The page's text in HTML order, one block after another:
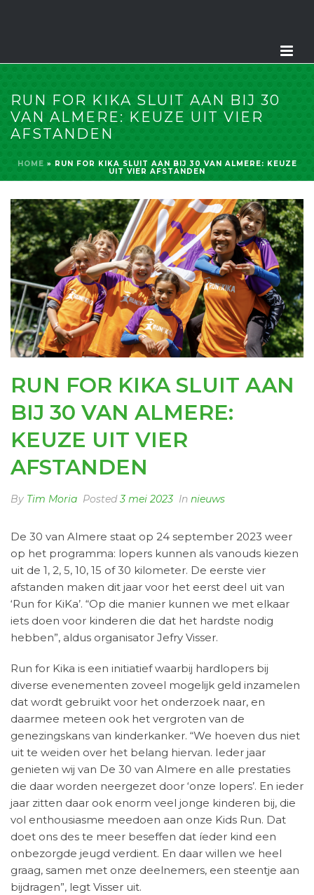
RUN FOR KIKA SLUIT AAN BIJ 30
VAN ALMERE: KEUZE UIT VIER
AFSTANDEN
HOME » RUN FOR KIKA SLUIT AAN BIJ 30 VAN ALMERE: KEUZE
UIT VIER AFSTANDEN
RUN FOR KIKA SLUIT AAN
BIJ 30 VAN ALMERE:
KEUZE UIT VIER
AFSTANDEN
By Tim Moria Posted3 mei 2023 In nieuws
De 30 van Almere staat op 24 september 2023 weer
op het programma: lopers kunnen als vanouds kiezen
uit de 1, 2, 5, 10, 15 of 30 kilometer. De eerste vier
afstanden maken dit jaar voor het eerst deel uit van
‘Run for KiKa’. “Op die manier kunnen we met elkaar
iets doen voor kinderen die dat het hardste nodig
hebben”, aldus organisator Jefry Visser.
Run for Kika is een initiatief waarbij hardlopers bij
diverse evenementen zoveel mogelijk geld inzamelen
dat wordt gebruikt voor het onderzoek naar, en
daarmee meteen ook het vergroten van de
genezingskans van kinderkanker. “We hoeven dus niet
uit te weiden over het belang hiervan. Ieder jaar
genieten wij van De 30 van Almere en alle prestaties
die daar worden neergezet door ‘onze lopers’. En ieder
jaar zitten daar ook enorm veel jonge kinderen bij, die
vol enthousiasme meedoen aan onze Kids Run. Dat
doet ons des te meer beseffen dat íeder kind een
onbezorgde jeugd verdient. En daar willen we heel
graag, samen met onze deelnemers, een steentje aan
bijdragen”, legt Visser uit.